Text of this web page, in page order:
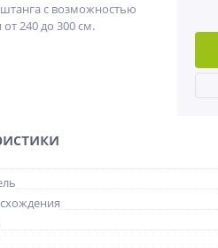
с возможностью
240 до 300 см.